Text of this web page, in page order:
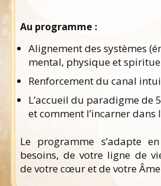
Au programme :
Alignement des systèmes
mental, physique et
Renforcement du canal
L’accueil du paradigme de
et comment l’incarner dans
Le programme s’adapte
besoins, de votre ligne de
de votre cœur et de votre